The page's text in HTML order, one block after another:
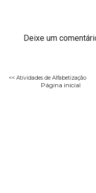
Deixe um
<< Atividades de Alfabetização
Página inicial